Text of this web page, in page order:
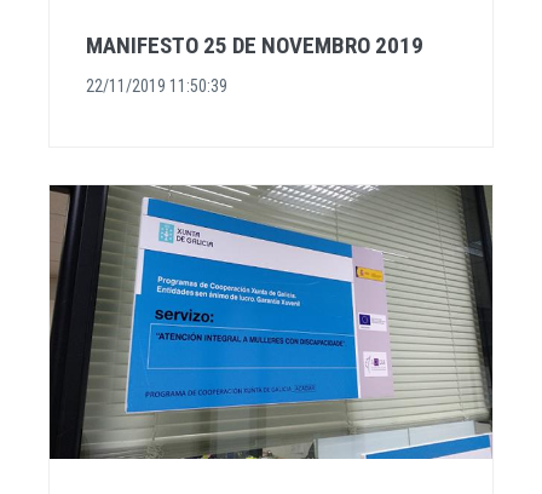
MANIFESTO 25 DE NOVEMBRO 2019
22/11/2019 11:50:39